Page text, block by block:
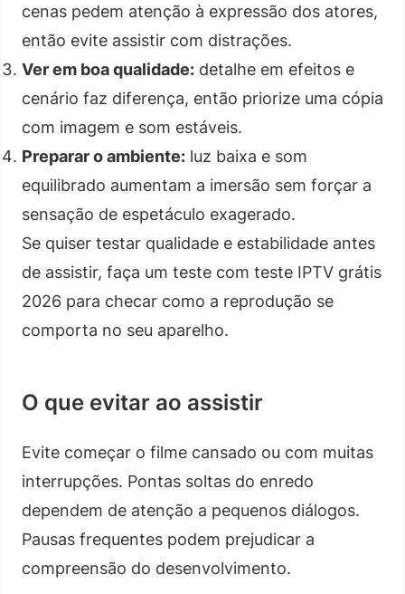
cenas pedem atenção à expressão dos atores,
então evite assistir com distrações.
Ver em boa qualidade: detalhe em efeitos e
cenário faz diferença, então priorize uma cópia
com imagem e som estáveis.
Preparar o ambiente: luz baixa e som
equilibrado aumentam a imersão sem forçar a
sensação de espetáculo exagerado.
Se quiser testar qualidade e estabilidade antes
de assistir, faça um teste com teste IPTV grátis
2026 para checar como a reprodução se
comporta no seu aparelho.
O que evitar ao assistir
Evite começar o filme cansado ou com muitas
interrupções. Pontas soltas do enredo
dependem de atenção a pequenos diálogos.
Pausas frequentes podem prejudicar a
compreensão do desenvolvimento.